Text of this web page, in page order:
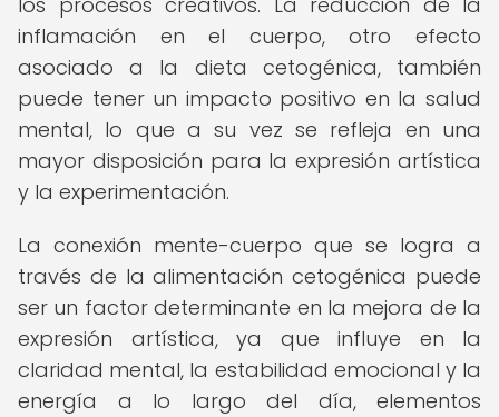
inflamación en el cuerpo, otro efecto
asociado a la dieta cetogénica, también
puede tener un impacto positivo en la salud
mental, lo que a su vez se refleja en una
mayor disposición para la expresión artística
y la experimentación.
La conexión mente-cuerpo que se logra a
través de la alimentación cetogénica puede
ser un factor determinante en la mejora de la
expresión artística, ya que influye en la
claridad mental, la estabilidad emocional y la
energía a lo largo del día, elementos